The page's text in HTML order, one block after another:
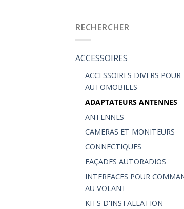
RECHERCHER
ACCESSOIRES
ACCESSOIRES DIVERS POUR
AUTOMOBILES
ADAPTATEURS ANTENNES
ANTENNES
CAMERAS ET MONITEURS
CONNECTIQUES
FAÇADES AUTORADIOS
INTERFACES POUR
AU VOLANT
KITS D'INSTALLATION